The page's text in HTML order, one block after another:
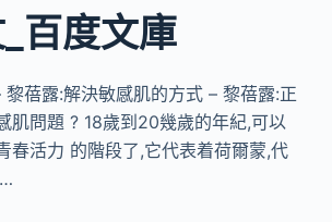
百度文庫
蓓露:解決敏感肌的方式 – 黎蓓露:正
肌問題 ? 18歲到20幾歲的年紀,可以
春活力 的階段了,它代表着荷爾蒙,代